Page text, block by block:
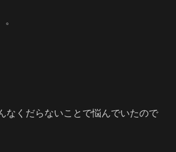
なくだらないことで悩んでいたので